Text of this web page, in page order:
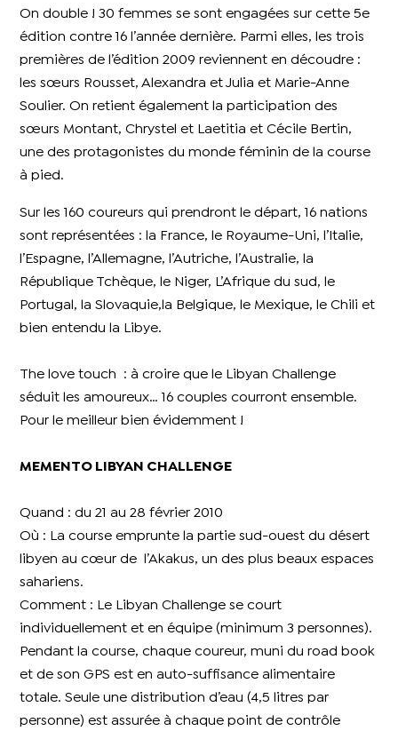
On double ! 30 femmes se sont engagées sur cette 5e
édition contre 16 l’année dernière. Parmi elles, les trois
premières de l’édition 2009 reviennent en découdre :
les sœurs Rousset, Alexandra et Julia et Marie-Anne
Soulier. On retient également la participation des
sœurs Montant, Chrystel et Laetitia et Cécile Bertin,
une des protagonistes du monde féminin de la course
à pied.
Sur les 160 coureurs qui prendront le départ, 16 nations
sont représentées : la France, le Royaume-Uni, l’Italie,
l’Espagne, l’Allemagne, l’Autriche, l’Australie, la
République Tchèque, le Niger, L’Afrique du sud, le
Portugal, la Slovaquie,la Belgique, le Mexique, le Chili et
bien entendu la Libye.
The love touch : à croire que le Libyan Challenge
séduit les amoureux… 16 couples courront ensemble.
Pour le meilleur bien évidemment !
MEMENTO LIBYAN CHALLENGE
Quand : du 21 au 28 février 2010
Où : La course emprunte la partie sud-ouest du désert
libyen au cœur de l’Akakus, un des plus beaux espaces
sahariens.
Comment : Le Libyan Challenge se court
individuellement et en équipe (minimum 3 personnes).
Pendant la course, chaque coureur, muni du road book
et de son GPS est en auto-suffisance alimentaire
totale. Seule une distribution d’eau (4,5 litres par
personne) est assurée à chaque point de contrôle